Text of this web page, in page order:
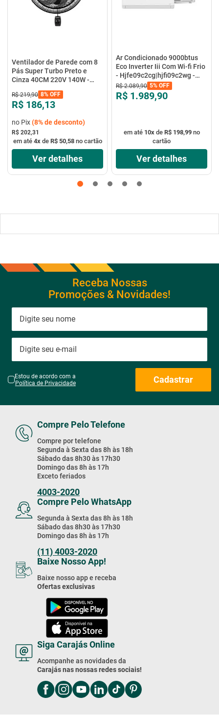
Ventilador de Parede com 8
Pás Super Turbo Preto e
Cinza 40CM 220V 140W -
R$ 219,90 8% OFF
R$ 186,13
no Pix(8%de desconto)
R$ 202,31
em até 4xde R$ 50,58no cartão
Ver detalhes
Ar Condicionado 9000btus
Eco Inverter Iii Com Wi-fi Frio
- Hjfe09c2cg|hjfi09c2wg -
Elgin
R$ 2.089,90 5% OFF
R$ 1.989,90
em até 10xde R$ 198,99no
cartão
Ver detalhes
Receba Nossas
Promoções & Novidades!
Estou de acordo com a
Política de Privacidade
Cadastrar
Compre Pelo Telefone
Compre por telefone
Segunda à Sexta das 8h às 18h
Sábado das 8h30 às 17h30
Domingo das 8h às 17h
Exceto feriados
4003-2020
Compre Pelo WhatsApp
Segunda à Sexta das 8h às 18h
Sábado das 8h30 às 17h30
Domingo das 8h às 17h
(11) 4003-2020
Baixe Nosso App!
Baixe nosso app e receba
Ofertas exclusivas
Siga Carajás Online
Acompanhe as novidades da
Carajás nas nossas redes sociais!